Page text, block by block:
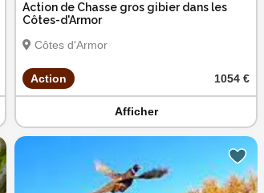
Action de Chasse gros gibier dans les
Côtes-d'Armor
Côtes d'Armor
Action 1054 €
Afficher